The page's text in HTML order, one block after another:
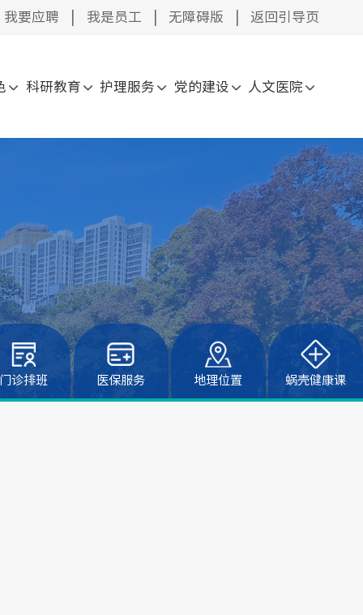
我要应聘 我是员工 无障碍版 返回引导页
科研教育 护理服务 党的建设 人文医院
诊排班 医保服务 地理位置 蜗壳健康课